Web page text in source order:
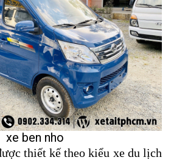
xe ben nho
thiết kế theo kiểu xe du lịch